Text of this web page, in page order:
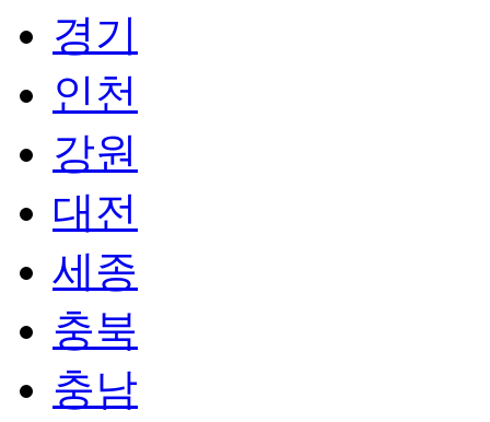
경기
인천
강원
대전
세종
충북
충남